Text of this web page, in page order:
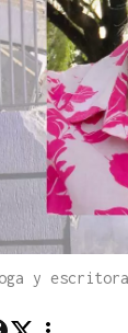
y escritora